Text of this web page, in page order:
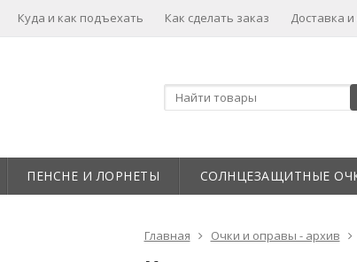
Куда и как подъехать Как сделать заказ Доставка
ПЕНСНЕ И ЛОРНЕТЫ СОЛНЦЕЗАЩИТНЫЕ
Главная Очки и оправы - архив